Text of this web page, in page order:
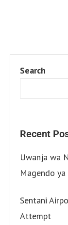
Search
Recent
Uwanja wa
Magendo ya
Sentani
Attempt